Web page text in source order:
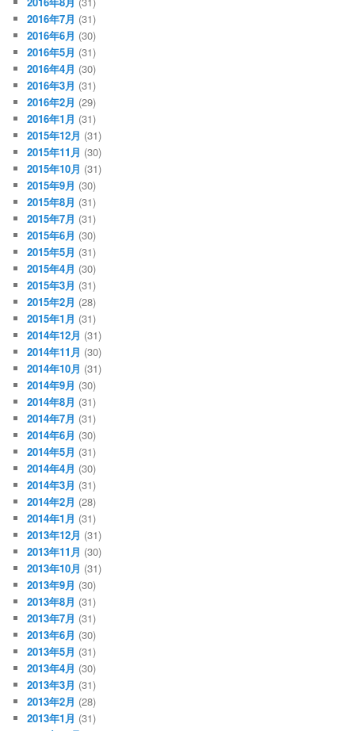
2016年7月 (31)
2016年6月 (30)
2016年5月 (31)
2016年4月 (30)
2016年3月 (31)
2016年2月 (29)
2016年1月 (31)
2015年12月 (31)
2015年11月 (30)
2015年10月 (31)
2015年9月 (30)
2015年8月 (31)
2015年7月 (31)
2015年6月 (30)
2015年5月 (31)
2015年4月 (30)
2015年3月 (31)
2015年2月 (28)
2015年1月 (31)
2014年12月 (31)
2014年11月 (30)
2014年10月 (31)
2014年9月 (30)
2014年8月 (31)
2014年7月 (31)
2014年6月 (30)
2014年5月 (31)
2014年4月 (30)
2014年3月 (31)
2014年2月 (28)
2014年1月 (31)
2013年12月 (31)
2013年11月 (30)
2013年10月 (31)
2013年9月 (30)
2013年8月 (31)
2013年7月 (31)
2013年6月 (30)
2013年5月 (31)
2013年4月 (30)
2013年3月 (31)
2013年2月 (28)
2013年1月 (31)